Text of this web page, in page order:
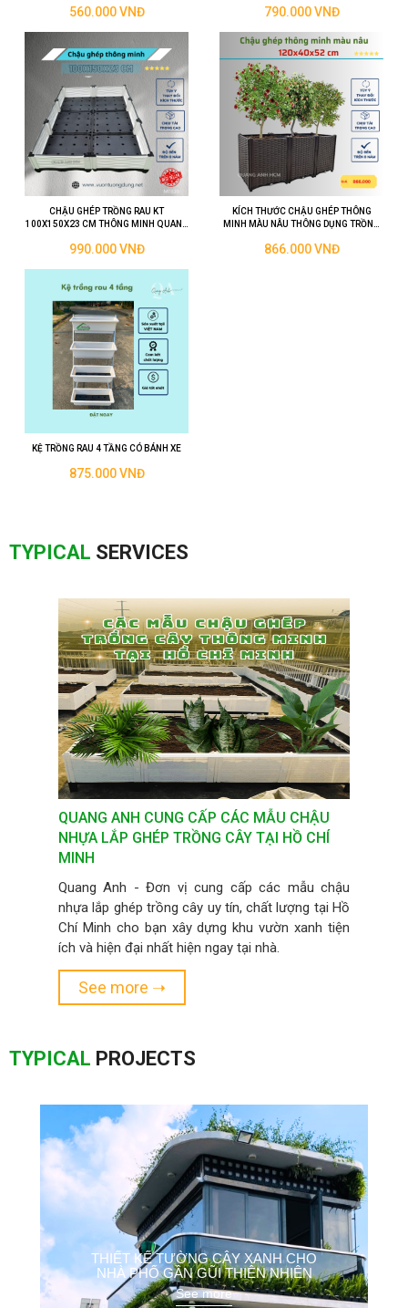
560.000 VNĐ 790.000 VNĐ
CHẬU GHÉP TRỒNG RAU KT
100X150X23 CM THÔNG MINH QUANG
990.000 VNĐ
KÍCH THƯỚC CHẬU GHÉP THÔNG
MINH MÀU NÂU THÔNG DỤNG TRỒNG
866.000 VNĐ
KỆ TRỒNG RAU 4 TẦNG CÓ BÁNH XE
875.000 VNĐ
TYPICAL SERVICES
THIẾT KẾ, THI CÔNG TƯỜNG CÂY XANH UY
TÍN HỒ CHÍ MINH
Thiết kế thi công tường cây xanh, vườn tường
đứng nghệ thuật tại Hồ Chí Minh - Quang Anh là
đơn vị uy tín với hơn 10 năm kinh nghiệm hoạt
động có > 2000 dự án được thực hiện, được
đánh giá là uy tín và chất lượng tại khu vực Hồ
Chí Minh và các tỉnh lân cận
See more ➝
TYPICAL PROJECTS
THIẾT KẾ VƯỜN BAN CÔNG ĐẸP VỚI
CHẬU GHÉP QUANG ANH
See more